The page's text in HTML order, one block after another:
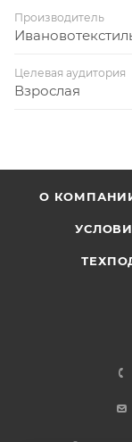
Производитель
Целевая аудитория
Взрослая
О